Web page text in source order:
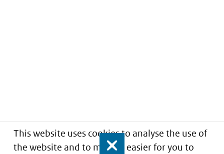
This website uses cookies to analyse the use of
the website and to make it easier for you to
Close